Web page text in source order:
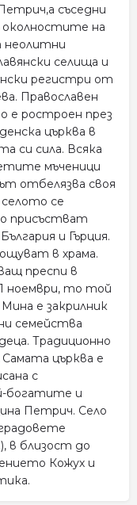
съседни
околностите на
неолитни
селища и
регистри от
Православен
e pостроен през
църква в
си сила. Всяка
мъченици
отбелязва своя
селото се
присъстват
и Гърция.
в храма.
преспи в
ноември, то той
е закрилник
семейства
Традиционно
църква е
с
богатите и
Петрич. Село
в близост до
Кожух и